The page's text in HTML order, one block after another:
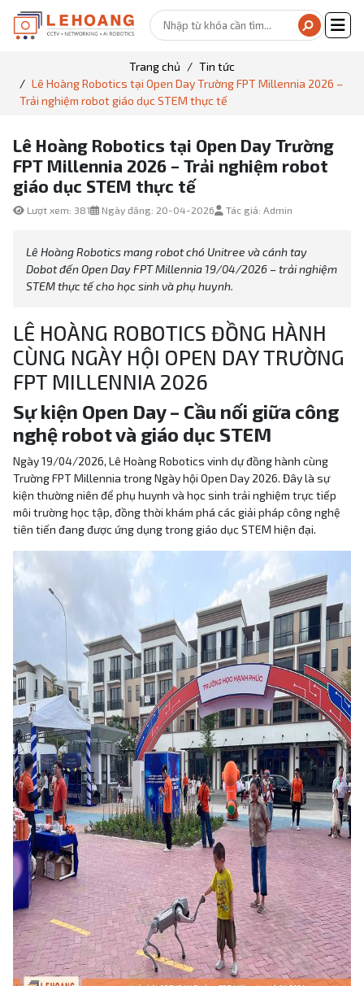
Trang chủ
Tin tức
Lê Hoàng Robotics tại Open Day Trường FPT Millennia 2026 –
Trải nghiệm robot giáo dục STEM thực tế
Lê Hoàng Robotics tại Open Day Trường
FPT Millennia 2026 – Trải nghiệm robot
giáo dục STEM thực tế
Lượt xem: 381 Ngày đăng: 20-04-2026 Tác giả: Admin
Lê Hoàng Robotics mang robot chó Unitree và cánh tay
Dobot đến Open Day FPT Millennia 19/04/2026 – trải nghiệm
STEM thực tế cho học sinh và phụ huynh.
LÊ HOÀNG ROBOTICS ĐỒNG HÀNH
CÙNG NGÀY HỘI OPEN DAY TRƯỜNG
FPT MILLENNIA 2026
Sự kiện Open Day – Cầu nối giữa công
nghệ robot và giáo dục STEM
Ngày 19/04/2026, Lê Hoàng Robotics vinh dự đồng hành cùng
Trường FPT Millennia trong Ngày hội Open Day 2026. Đây là sự
kiện thường niên để phụ huynh và học sinh trải nghiệm trực tiếp
môi trường học tập, đồng thời khám phá các giải pháp công nghệ
tiên tiến đang được ứng dụng trong giáo dục STEM hiện đại.